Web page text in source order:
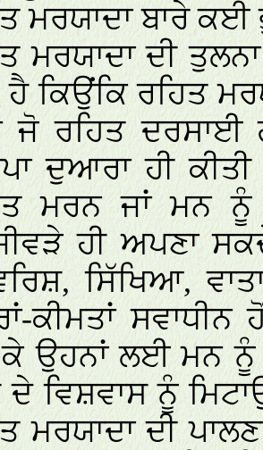
ਮਰਯਾਦਾ ਬਾਰੇ
ਮਰਯਾਦਾ ਦੀ
ਹੈ ਕਿਉਂਕਿ ਰਹਿਤ
ਜੋ ਰਹਿਤ
ਦੁਆਰਾ ਹੀ
ਮਰਨ ਜਾਂ ਮਨ ਨੂੰ
ਹੀ ਅਪਣਾ
ਸਿੱਖਿਆ,
ਕੀਮਤਾਂ
ਉਹਨਾਂ ਲਈ ਮਨ ਨੂੰ
ਦੇ ਵਿਸ਼ਵਾਸ ਨੂੰ
ਮਰਯਾਦਾ ਦੀ